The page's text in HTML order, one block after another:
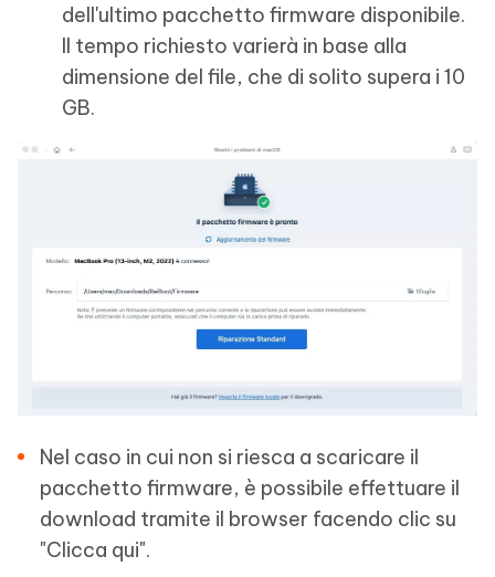
dell'ultimo pacchetto firmware disponibile.
Il tempo richiesto varierà in base alla
dimensione del file, che di solito supera i 10
GB.
Nel caso in cui non si riesca a scaricare il
pacchetto firmware, è possibile effettuare il
download tramite il browser facendo clic su
"Clicca qui".